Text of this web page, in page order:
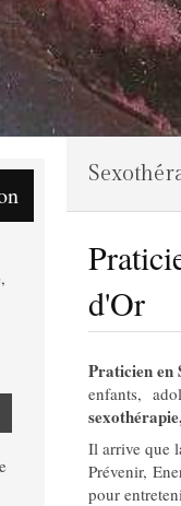
d'Or
Praticien en
enfants,
Il arrive que
Prévenir,
pour
,